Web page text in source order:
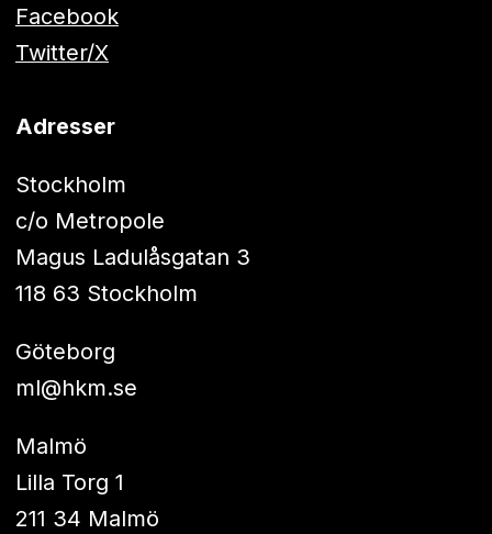
Facebook
Twitter/X
Adresser
Stockholm
c/o Metropole
Magus Ladulåsgatan 3
118 63 Stockholm
Göteborg
ml@hkm.se
Malmö
Lilla Torg 1
211 34 Malmö